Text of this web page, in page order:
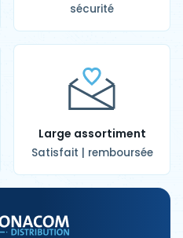
sécurité
Large assortiment
Satisfait | remboursée